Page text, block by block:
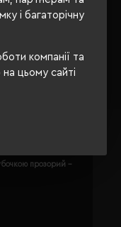
і багаторічну
компанії та
цьому сайті
прозорий -